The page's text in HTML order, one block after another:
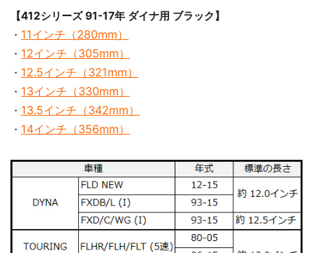
【412シリーズ 91-17年 ダイナ用 ブラック】
・ 11インチ（280mm）
・ 12インチ（305mm）
・ 12.5インチ（321mm）
・ 13インチ（330mm）
・ 13.5インチ（342mm）
・ 14インチ（356mm）